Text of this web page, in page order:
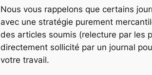
Nous vous rappelons que certains
avec une stratégie purement
des articles soumis (relecture par les
directement sollicité par un journal
votre travail.